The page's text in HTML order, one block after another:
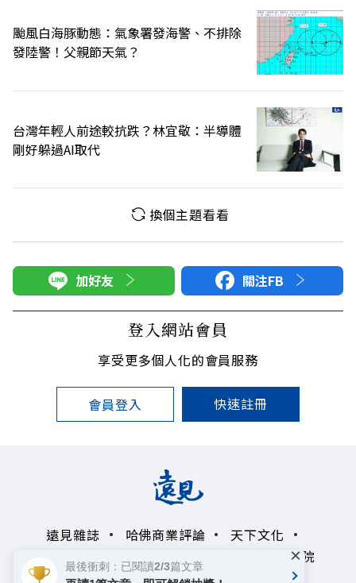
颱風白海豚動態：氣象署發海警、不排除
發陸警！父親節天氣？
台灣年輕人前途較抗跌？林宜敬：半導體
剛好躲過AI取代
換個主題看看
加好友 關注FB
登入網站會員
享受更多個人化的會員服務
會員登入 快速註冊
遠見雜誌 哈佛商業評論
天下文化
未來親子學習平台
50+ 領導影響力學院
最後衝刺：已閱讀2/3篇文章 ×